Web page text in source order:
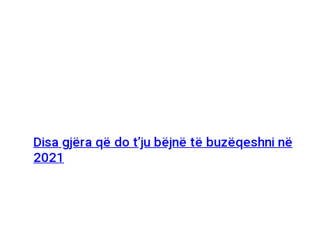
Disa gjëra që do t’ju bëjnë të buzëqeshni në
2021